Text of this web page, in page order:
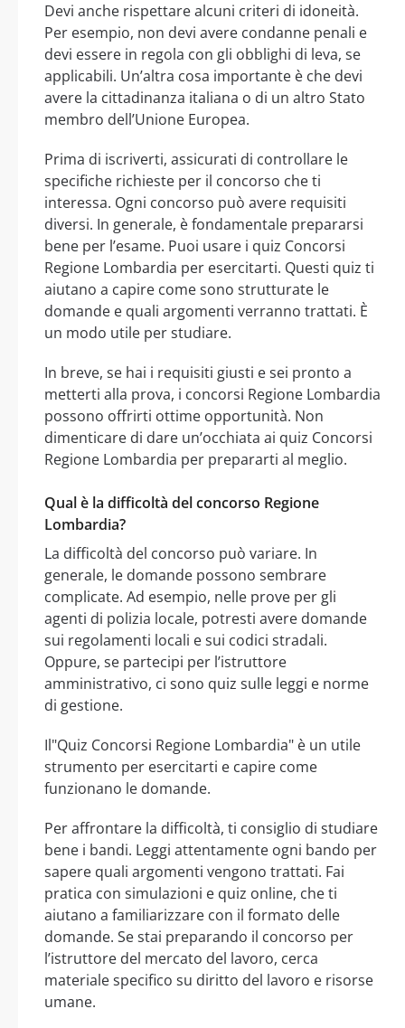
Devi anche rispettare alcuni criteri di idoneità.
Per esempio, non devi avere condanne penali e
devi essere in regola con gli obblighi di leva, se
applicabili. Un’altra cosa importante è che devi
avere la cittadinanza italiana o di un altro Stato
membro dell’Unione Europea.
Prima di iscriverti, assicurati di controllare le
specifiche richieste per il concorso che ti
interessa. Ogni concorso può avere requisiti
diversi. In generale, è fondamentale prepararsi
bene per l’esame. Puoi usare i quiz Concorsi
Regione Lombardia per esercitarti. Questi quiz ti
aiutano a capire come sono strutturate le
domande e quali argomenti verranno trattati. È
un modo utile per studiare.
In breve, se hai i requisiti giusti e sei pronto a
metterti alla prova, i concorsi Regione Lombardia
possono offrirti ottime opportunità. Non
dimenticare di dare un’occhiata ai quiz Concorsi
Regione Lombardia per prepararti al meglio.
Qual è la difficoltà del concorso Regione
Lombardia?
La difficoltà del concorso può variare. In
generale, le domande possono sembrare
complicate. Ad esempio, nelle prove per gli
agenti di polizia locale, potresti avere domande
sui regolamenti locali e sui codici stradali.
Oppure, se partecipi per l’istruttore
amministrativo, ci sono quiz sulle leggi e norme
di gestione.
Il"Quiz Concorsi Regione Lombardia" è un utile
strumento per esercitarti e capire come
funzionano le domande.
Per affrontare la difficoltà, ti consiglio di studiare
bene i bandi. Leggi attentamente ogni bando per
sapere quali argomenti vengono trattati. Fai
pratica con simulazioni e quiz online, che ti
aiutano a familiarizzare con il formato delle
domande. Se stai preparando il concorso per
l’istruttore del mercato del lavoro, cerca
materiale specifico su diritto del lavoro e risorse
umane.